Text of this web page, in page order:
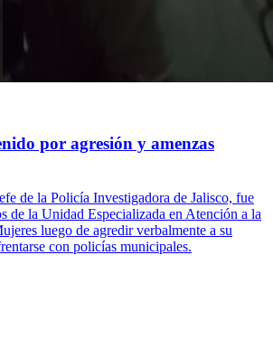
por agresión y amenzas
de la Policía Investigadora de Jalisco, fue
de la Unidad Especializada en Atención a la
luego de agredir verbalmente a su
con policías municipales.